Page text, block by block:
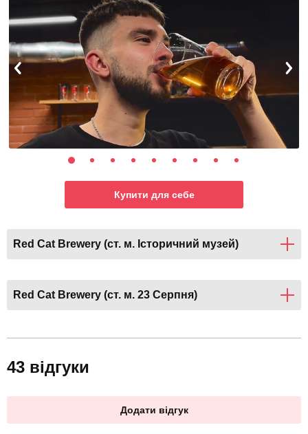
Купити для себе
Red Cat Brewery (ст. м. Історичний музей)
Red Cat Brewery (ст. м. 23 Серпня)
43 відгуки
Додати відгук